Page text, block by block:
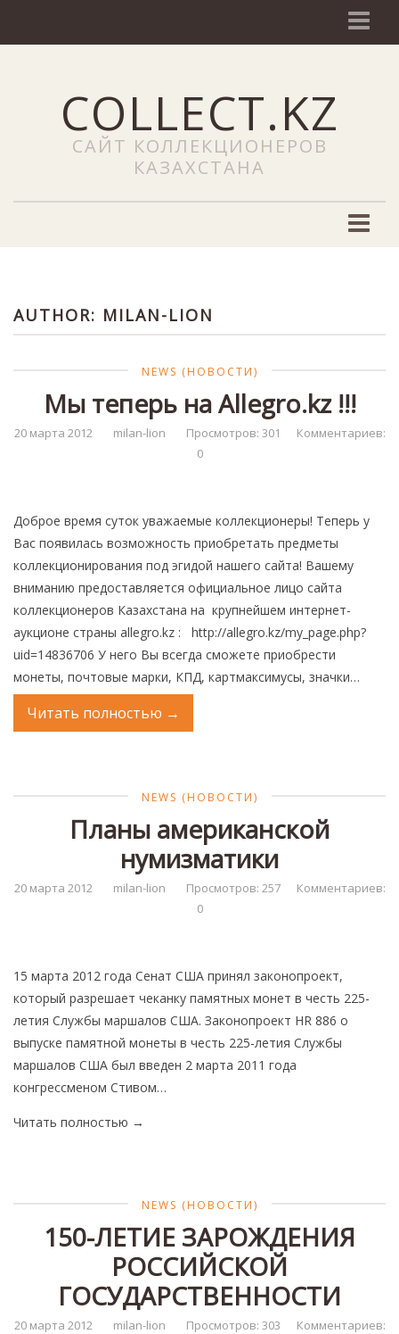
NEWS (Новости)
Наши услуги
Добавить объявление
COLLECT.KZ
САЙТ КОЛЛЕКЦИОНЕРОВ
КАЗАХСТАНА
Марки Казахстана
Нумизматика
Бонистика
Боны Казахстана
Каталоги бумажных денег
Фалеристика
Библиотека
Монеты
Коллекционеры
AUTHOR: MILAN-LION
NEWS (НОВОСТИ)
Мы теперь на Allegro.kz !!!
20 марта 2012 milan-lion Просмотров: 301 Комментариев:
0
Доброе время суток уважаемые коллекционеры! Теперь у
Вас появилась возможность приобретать предметы
коллекционирования под эгидой нашего сайта! Вашему
вниманию предоставляется официальное лицо сайта
коллекционеров Казахстана на крупнейшем интернет-
аукционе страны allegro.kz : http://allegro.kz/my_page.php?
uid=14836706 У него Вы всегда сможете приобрести
монеты, почтовые марки, КПД, картмаксимусы, значки…
Читать полностью →
NEWS (НОВОСТИ)
Планы американской
нумизматики
20 марта 2012 milan-lion Просмотров: 257 Комментариев:
0
15 марта 2012 года Сенат США принял законопроект,
который разрешает чеканку памятных монет в честь 225-
летия Службы маршалов США. Законопроект HR 886 о
выпуске памятной монеты в честь 225-летия Службы
маршалов США был введен 2 марта 2011 года
конгрессменом Стивом…
Читать полностью →
NEWS (НОВОСТИ)
150-ЛЕТИЕ ЗАРОЖДЕНИЯ
РОССИЙСКОЙ
ГОСУДАРСТВЕННОСТИ
20 марта 2012 milan-lion Просмотров: 303 Комментариев: